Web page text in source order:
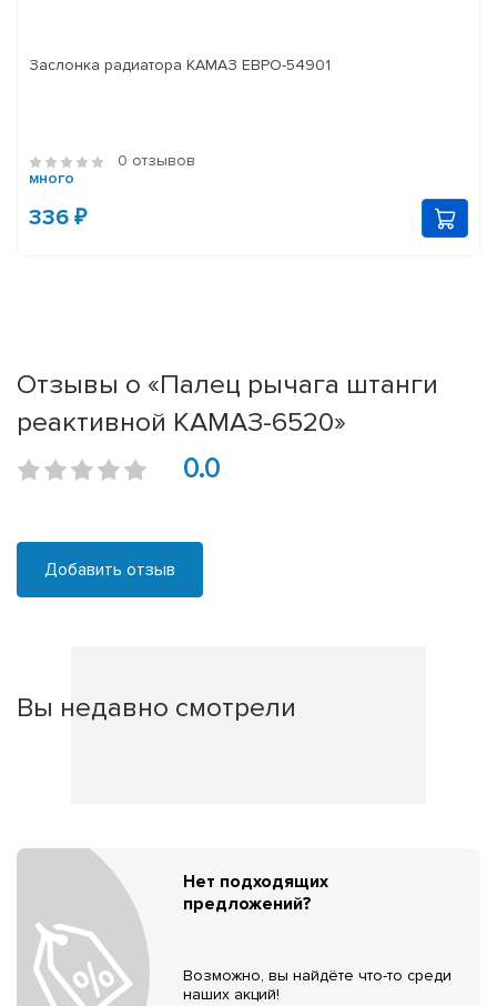
Заслонка радиатора КАМАЗ ЕВРО-54901
0 отзывов
много
336 ₽
Отзывы о «Палец рычага штанги
реактивной КАМАЗ-6520»
0.0
Добавить отзыв
Вы недавно смотрели
Нет подходящих
предложений?
Возможно, вы найдёте что-то среди
наших акций!